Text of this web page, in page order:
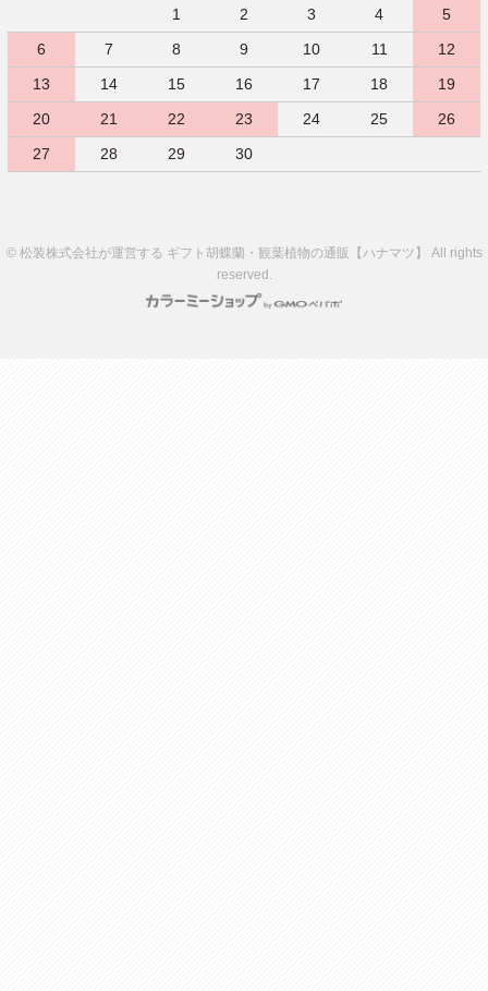
1
2 3 4
5
6
7 8 9 10 11
12
13
14 15 16 17 18
19
20
21 22 23 24 25
26
27
28 29 30
© 松装株式会社が運営する ギフト胡蝶蘭・観葉植物の通販【ハナマツ】 All rights
reserved.